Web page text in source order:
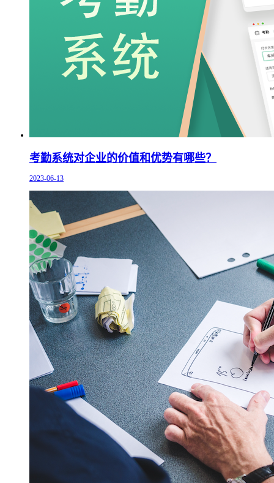
考勤系统对企业的价值和优势有哪些？
2023-06-13